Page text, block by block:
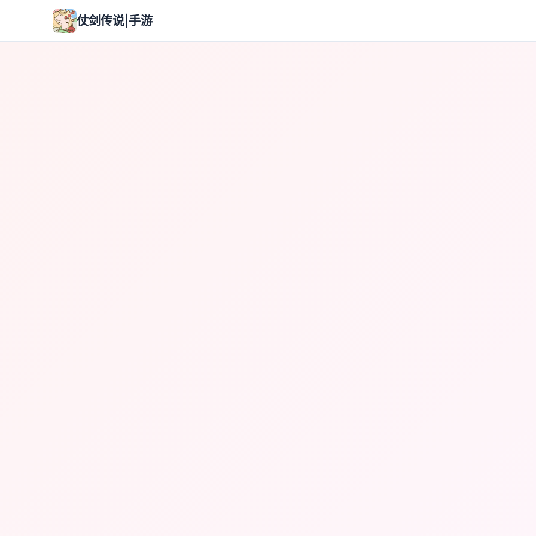
仗剑传说|手游